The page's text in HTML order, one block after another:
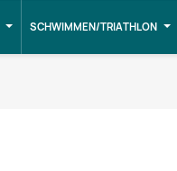
SCHWIMMEN/TRIATHLON